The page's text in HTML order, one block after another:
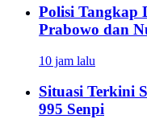
Polisi Tangkap
Prabowo dan
10 jam lalu
Situasi Terkini
995 Senpi